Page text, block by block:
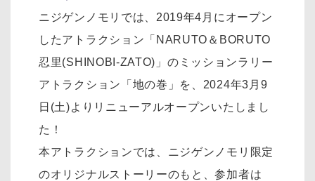
ニジゲンノモリでは、2019年4月にオープン
したアトラクション「NARUTO＆BORUTO
忍里(SHINOBI-ZATO)」のミッションラリー
アトラクション「地の巻」を、2024年3月9
日(土)よりリニューアルオープンいたしまし
た！
本アトラクションでは、ニジゲンノモリ限定
のオリジナルストーリーのもと、参加者は